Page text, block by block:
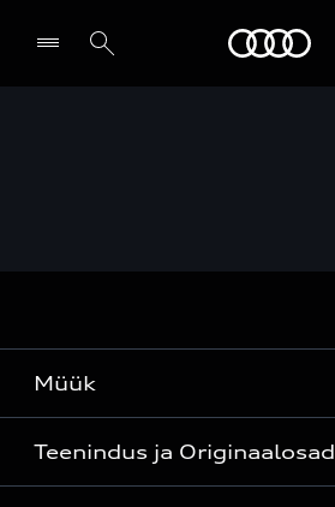
Müük
Kõik mudelid
Teenindus ja Originaalosad